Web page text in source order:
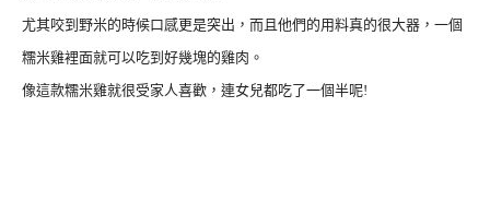
尤其咬到野米的時候口感更是突出，而且他們的用料真的很大器，一個
糯米雞裡面就可以吃到好幾塊的雞肉。
像這款糯米雞就很受家人喜歡，連女兒都吃了一個半呢!